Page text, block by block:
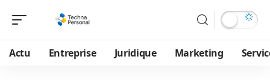
Actu Entreprise Juridique Marketing